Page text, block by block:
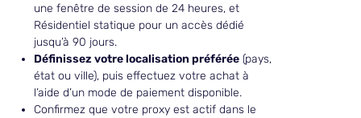
une fenêtre de session de 24 heures, et
Résidentiel statique pour un accès dédié
jusqu’à 90 jours.
Définissez votre localisation préférée (pays,
état ou ville), puis effectuez votre achat à
l’aide d’un mode de paiement disponible.
Confirmez que votre proxy est actif dans le